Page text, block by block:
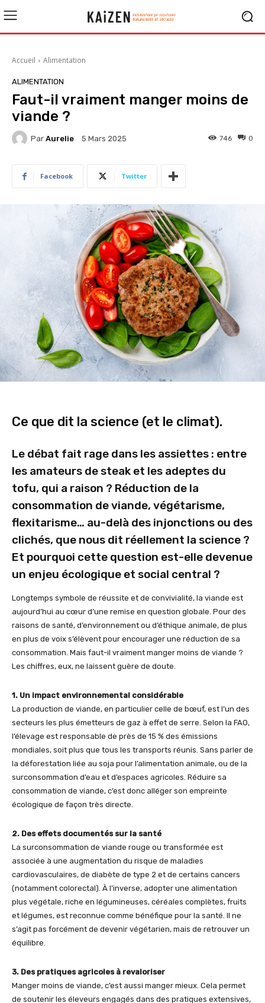
Accueil Alimentation
ALIMENTATION
Faut-il vraiment manger moins de
viande ?
Par Aurelie 5 Mars 2025 0
746
Facebook Twitter
Ce que dit la science (et le climat).
Le débat fait rage dans les assiettes : entre
les amateurs de steak et les adeptes du
tofu, qui a raison ? Réduction de la
consommation de viande, végétarisme,
flexitarisme… au-delà des injonctions ou des
clichés, que nous dit réellement la science ?
Et pourquoi cette question est-elle devenue
un enjeu écologique et social central ?
Longtemps symbole de réussite et de convivialité, la viande est
aujourd’hui au cœur d’une remise en question globale. Pour des
raisons de santé, d’environnement ou d’éthique animale, de plus
en plus de voix s’élèvent pour encourager une réduction de sa
consommation. Mais faut-il vraiment manger moins de viande ?
Les chiffres, eux, ne laissent guère de doute.
1. Un impact environnemental considérable
La production de viande, en particulier celle de bœuf, est l’un des
secteurs les plus émetteurs de gaz à effet de serre. Selon la FAO,
l’élevage est responsable de près de 15 % des émissions
mondiales, soit plus que tous les transports réunis. Sans parler de
la déforestation liée au soja pour l’alimentation animale, ou de la
surconsommation d’eau et d’espaces agricoles. Réduire sa
consommation de viande, c’est donc alléger son empreinte
écologique de façon très directe.
2. Des effets documentés sur la santé
La surconsommation de viande rouge ou transformée est
associée à une augmentation du risque de maladies
cardiovasculaires, de diabète de type 2 et de certains cancers
(notamment colorectal). À l’inverse, adopter une alimentation
plus végétale, riche en légumineuses, céréales complètes, fruits
et légumes, est reconnue comme bénéfique pour la santé. Il ne
s’agit pas forcément de devenir végétarien, mais de retrouver un
équilibre.
3. Des pratiques agricoles à revaloriser
Manger moins de viande, c’est aussi manger mieux. Cela permet
de soutenir les éleveurs engagés dans des pratiques extensives,